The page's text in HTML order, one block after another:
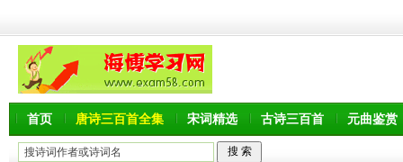
首页 唐诗三百首全集 宋词精选 古诗三百首 元曲鉴赏